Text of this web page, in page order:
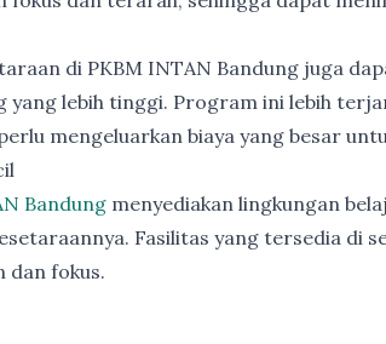
di PKBM INTAN Bandung juga
lebih tinggi. Program ini lebih
mengeluarkan biaya yang besar
Bandung menyediakan lingkungan
Fasilitas yang tersedia di
dan fokus.